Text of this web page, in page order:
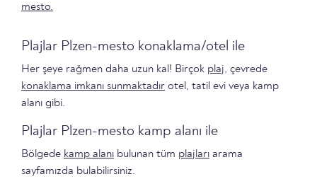
mesto.
Plajlar Plzen-mesto konaklama/otel ile
Her şeye rağmen daha uzun kal! Birçok plaj, çevrede
konaklama imkanı sunmaktadır otel, tatil evi veya kamp
alanı gibi.
Plajlar Plzen-mesto kamp alanı ile
Bölgede kamp alanı bulunan tüm plajları arama
sayfamızda bulabilirsiniz.